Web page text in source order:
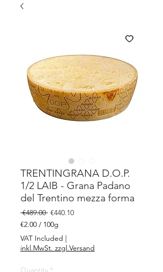
TRENTINGRANA D.O.P.
1/2 LAIB - Grana Padano
del Trentino mezza forma
€489.00 Regular
Price
€440.10Sale
€2.00 / 100g
€2.00
per
100
VAT Included |
inkl.MwSt. zzgl.Versand
Quantity *